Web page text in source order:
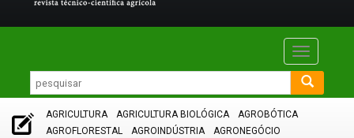
Toggle
AGRICULTURA AGRICULTURA BIOLÓGICA
AGROBÓTICA
AGROFLORESTAL
AGROINDÚSTRIA
AGRONEGÓCIO